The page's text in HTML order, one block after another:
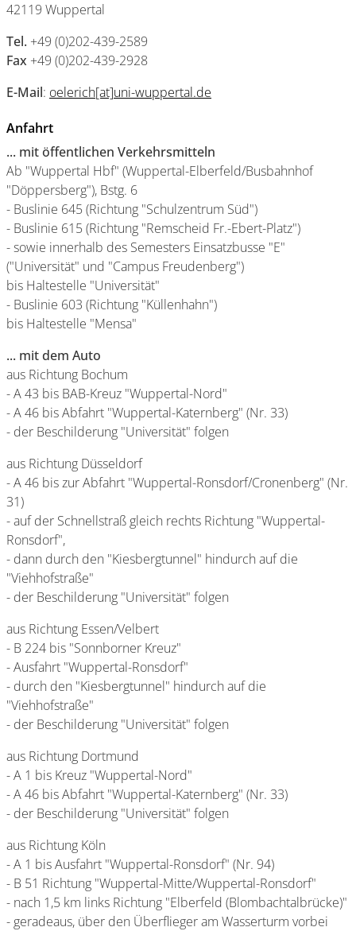
42119 Wuppertal
Tel. +49 (0)202-439-2589
Fax +49 (0)202-439-2928
E-Mail: oelerich[at]uni-wuppertal.de
Anfahrt
... mit öffentlichen Verkehrsmitteln
Ab "Wuppertal Hbf" (Wuppertal-Elberfeld/Busbahnhof
"Döppersberg"), Bstg. 6
- Buslinie 645 (Richtung "Schulzentrum Süd")
- Buslinie 615 (Richtung "Remscheid Fr.-Ebert-Platz")
- sowie innerhalb des Semesters Einsatzbusse "E"
("Universität" und "Campus Freudenberg")
bis Haltestelle "Universität"
- Buslinie 603 (Richtung "Küllenhahn")
bis Haltestelle "Mensa"
... mit dem Auto
aus Richtung Bochum
- A 43 bis BAB-Kreuz "Wuppertal-Nord"
- A 46 bis Abfahrt "Wuppertal-Katernberg" (Nr. 33)
- der Beschilderung "Universität" folgen
aus Richtung Düsseldorf
- A 46 bis zur Abfahrt "Wuppertal-Ronsdorf/Cronenberg" (Nr.
31)
- auf der Schnellstraß gleich rechts Richtung "Wuppertal-
Ronsdorf",
- dann durch den "Kiesbergtunnel" hindurch auf die
"Viehhofstraße"
- der Beschilderung "Universität" folgen
aus Richtung Essen/Velbert
- B 224 bis "Sonnborner Kreuz"
- Ausfahrt "Wuppertal-Ronsdorf"
- durch den "Kiesbergtunnel" hindurch auf die
"Viehhofstraße"
- der Beschilderung "Universität" folgen
aus Richtung Dortmund
- A 1 bis Kreuz "Wuppertal-Nord"
- A 46 bis Abfahrt "Wuppertal-Katernberg" (Nr. 33)
- der Beschilderung "Universität" folgen
aus Richtung Köln
- A 1 bis Ausfahrt "Wuppertal-Ronsdorf" (Nr. 94)
- B 51 Richtung "Wuppertal-Mitte/Wuppertal-Ronsdorf"
- nach 1,5 km links Richtung "Elberfeld (Blombachtalbrücke)"
- geradeaus, über den Überflieger am Wasserturm vorbei